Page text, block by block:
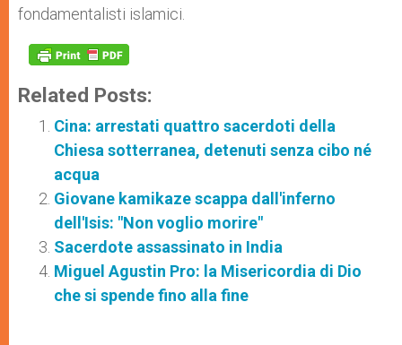
fondamentalisti islamici.
Related Posts:
Cina: arrestati quattro sacerdoti della
Chiesa sotterranea, detenuti senza cibo né
acqua
Giovane kamikaze scappa dall'inferno
dell'Isis: "Non voglio morire"
Sacerdote assassinato in India
Miguel Agustin Pro: la Misericordia di Dio
che si spende fino alla fine